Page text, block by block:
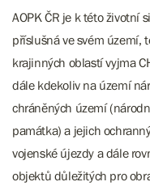
AOPK ČR je k této životní
příslušná ve svém území,
krajinných oblastí vyjma
dále kdekoliv na území
chráněných území
památka) a jejich
vojenské újezdy a dále
objektů důležitých pro